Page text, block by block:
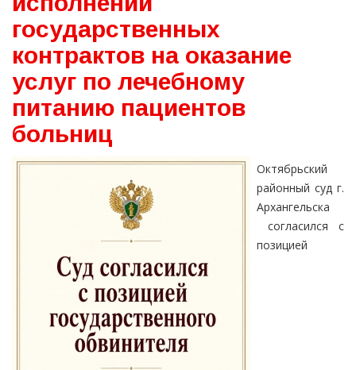
государственных
контрактов на оказание
услуг по лечебному
питанию пациентов
больниц
Октябрьский
районный суд г.
Архангельска
согласился с
позицией